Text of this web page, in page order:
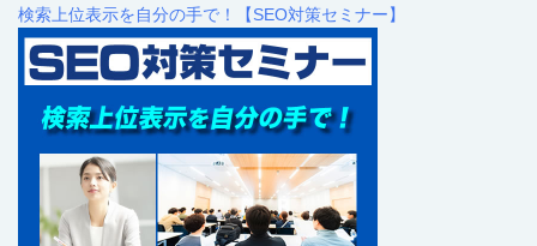
検索上位表示を自分の手で！【SEO対策セミナー】